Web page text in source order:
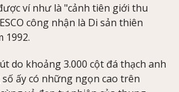
ví như là "cảnh tiên giới thu
công nhận là Di sản thiên
1992.
do khoảng 3.000 cột đá thạch anh
ấy có những ngọn cao trên